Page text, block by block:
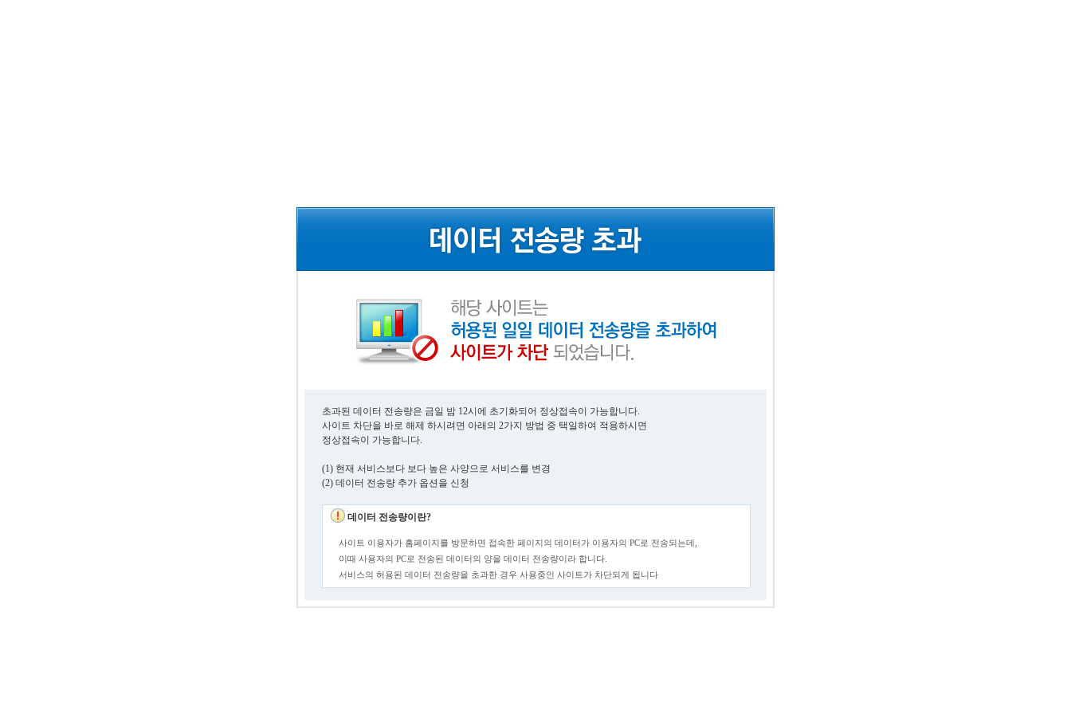
초과된 데이터 전송량은 금일 밤 12시에 초기화되어 정상접속이 가능합니다.
사이트 차단을 바로 해제 하시려면 아래의 2가지 방법 중 택일하여 적용하시면
정상접속이 가능합니다.
(1) 현재 서비스보다 보다 높은 사양으로 서비스를 변경
(2) 데이터 전송량 추가 옵션을 신청
데이터 전송량이란?
사이트 이용자가 홈페이지를 방문하면 접속한 페이지의 데이터가 이용자의 PC로 전송되는데,
이때 사용자의 PC로 전송된 데이터의 양을 데이터 전송량이라 합니다.
서비스의 허용된 데이터 전송량을 초과한 경우 사용중인 사이트가 차단되게 됩니다